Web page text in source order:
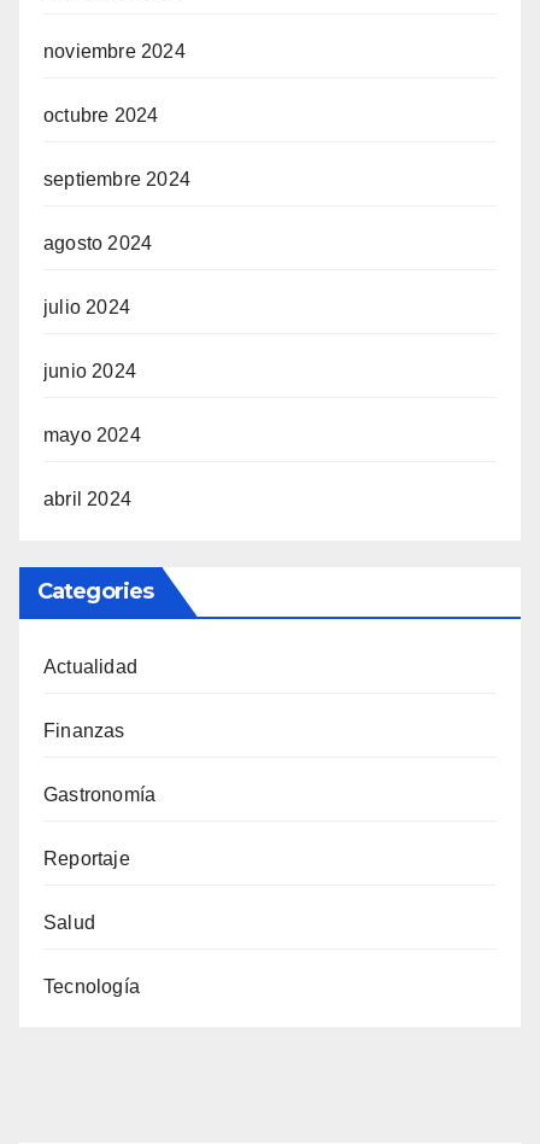
noviembre 2024
octubre 2024
septiembre 2024
agosto 2024
julio 2024
junio 2024
mayo 2024
abril 2024
Categories
Actualidad
Finanzas
Gastronomía
Reportaje
Salud
Tecnología